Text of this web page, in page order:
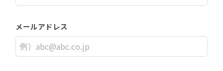
メールアドレス